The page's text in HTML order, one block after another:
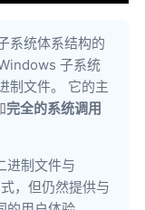
系统体系结构的
子系统
制文件。 它的主
完全的系统调用
进制文件与
，但仍然提供与